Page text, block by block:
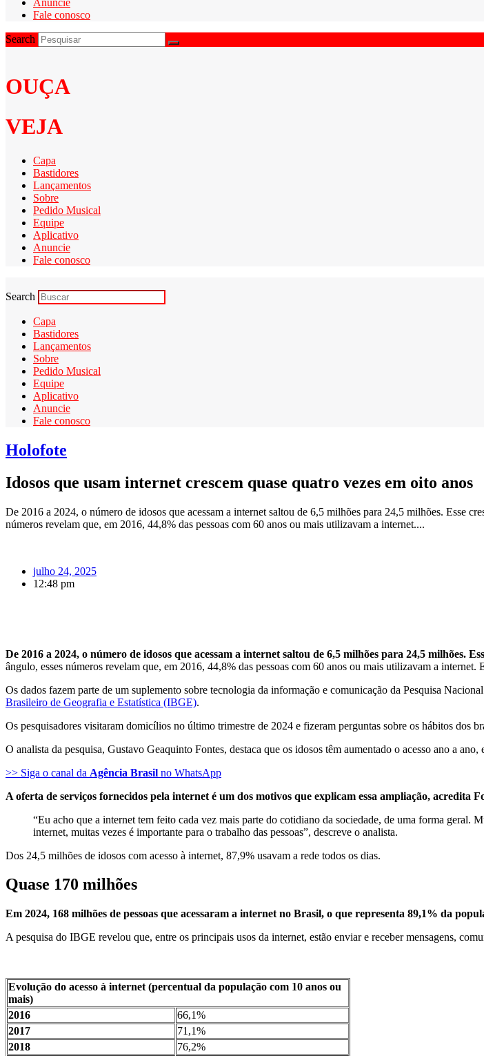
Fale conosco
Search
OUÇA
VEJA
Capa
Bastidores
Lançamentos
Sobre
Pedido Musical
Equipe
Aplicativo
Anuncie
Fale conosco
Search
Capa
Bastidores
Lançamentos
Sobre
Pedido Musical
Equipe
Aplicativo
Anuncie
Fale conosco
Holofote
Idosos que usam internet crescem quase quatro vezes em oito anos
De 2016 a 2024, o número de idosos que acessam a internet saltou de 6,5 milhões para 24,5 milhões. Esse
números revelam que, em 2016, 44,8% das pessoas com 60 anos ou mais utilizavam a internet....
julho 24, 2025
12:48 pm
De 2016 a 2024, o número de idosos que acessam a internet saltou de 6,5 milhões para 24,5 milhões.
ângulo, esses números revelam que, em 2016, 44,8% das pessoas com 60 anos ou mais utilizavam a
Os dados fazem parte de um suplemento sobre tecnologia da informação e comunicação da Pesquisa
Brasileiro de Geografia e Estatística (IBGE).
Os pesquisadores visitaram domicílios no último trimestre de 2024 e fizeram perguntas sobre os hábitos dos
O analista da pesquisa, Gustavo Geaquinto Fontes, destaca que os idosos têm aumentado o acesso ano a
>> Siga o canal da Agência Brasil no WhatsApp
A oferta de serviços fornecidos pela internet é um dos motivos que explicam essa ampliação, acredita
“Eu acho que a internet tem feito cada vez mais parte do cotidiano da sociedade, de uma forma geral.
internet, muitas vezes é importante para o trabalho das pessoas”, descreve o analista.
Dos 24,5 milhões de idosos com acesso à internet, 87,9% usavam a rede todos os dias.
Quase 170 milhões
Em 2024, 168 milhões de pessoas que acessaram a internet no Brasil, o que representa 89,1% da
A pesquisa do IBGE revelou que, entre os principais usos da internet, estão enviar e receber mensagens,
Evolução do acesso à internet (percentual da população com 10 anos ou
mais)
2016
66,1%
2017
71,1%
2018
76,2%